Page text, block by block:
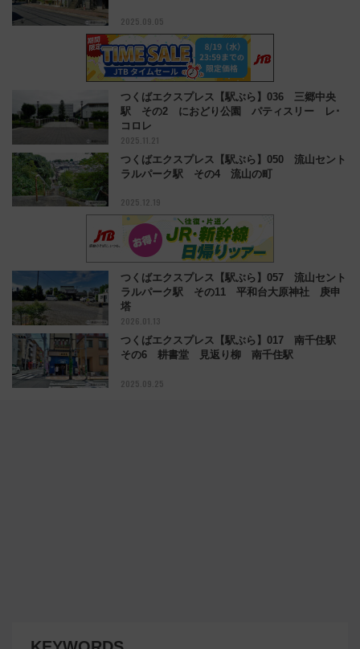
2025.09.05
つくばエクスプレス【駅ぶら】036 三郷中央
駅 その2 におどり公園 パティスリー レ･
コロレ
2025.11.21
つくばエクスプレス【駅ぶら】050 流山セント
ラルパーク駅 その4 流山の町
2025.12.19
つくばエクスプレス【駅ぶら】057 流山セント
ラルパーク駅 その11 平和台大原神社 庚申
塔
2026.01.13
つくばエクスプレス【駅ぶら】017 南千住駅
その6 耕書堂 見返り柳 南千住駅
2025.09.25